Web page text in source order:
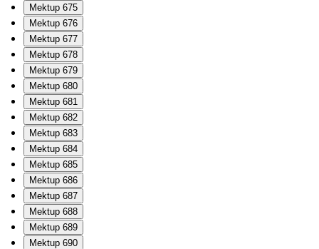
Mektup 675
Mektup 676
Mektup 677
Mektup 678
Mektup 679
Mektup 680
Mektup 681
Mektup 682
Mektup 683
Mektup 684
Mektup 685
Mektup 686
Mektup 687
Mektup 688
Mektup 689
Mektup 690